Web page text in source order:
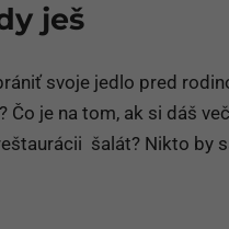
ješ
svoje jedlo pred
Čo je na tom, ak si dáš
šalát? Nikto by